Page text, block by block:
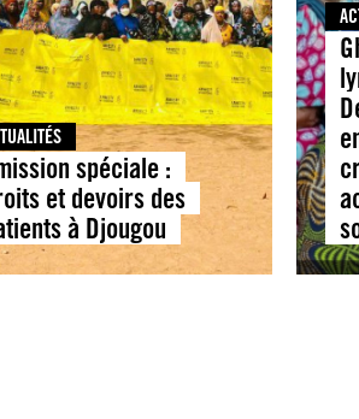
spéciale :
et devoirs des
à Djougou